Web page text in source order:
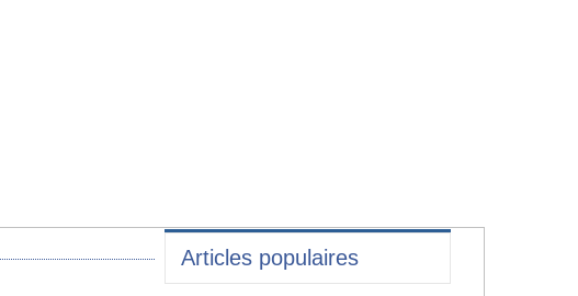
Articles populaires